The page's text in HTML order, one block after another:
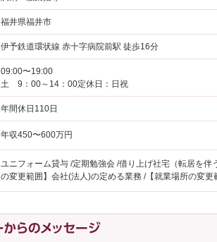
福井県福井市
伊予鉄道環状線 赤十字病院前駅 徒歩16分
09:00〜19:00
土 9：00～14：00定休日：日祝
年間休日110日
年収450〜600万円
ユニフォーム貸与 /定期勉強会 /借り上げ社宅（転居を伴
の変更範囲】会社(法人)の定める業務 /【就業場所の変